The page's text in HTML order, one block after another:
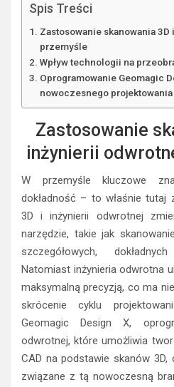
Spis Treści
Zastosowanie skanowania
przemyśle
Wpływ technologii na
Oprogramowanie Geomagic
nowoczesnego projektowania
Zastosowanie
inżynierii
W przemyśle kluczowe
dokładność – to właśnie tutaj
3D i inżynierii odwrotnej
narzędzie, takie jak
szczegółowych,
Natomiast inżynieria odwrotna
maksymalną precyzją, co ma
skrócenie cyklu
Geomagic Design X,
odwrotnej, które umożliwia
CAD na podstawie skanów 3D,
związane z tą nowoczesną